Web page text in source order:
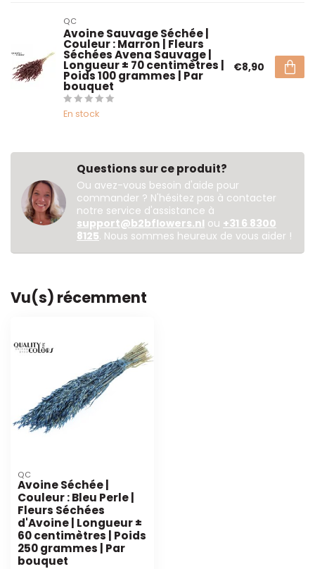
QC
Avoine Sauvage Séchée |
Couleur : Marron | Fleurs
Séchées Avena Sauvage |
Longueur ± 70 centimètres |
Poids 100 grammes | Par
bouquet
En stock
€8,90
Questions sur ce produit?
Ou avez-vous besoin d'aide pour
commander ? N'hésitez pas à contacter
notre service d'assistance à
support@b2bflowers.nl ou +31 6 8300
8125. Nous sommes heureux de vous aider !
Vu(s) récemment
QC
Avoine Séchée |
Couleur : Bleu Perle |
Fleurs Séchées
d'Avoine | Longueur ±
60 centimètres | Poids
250 grammes | Par
bouquet